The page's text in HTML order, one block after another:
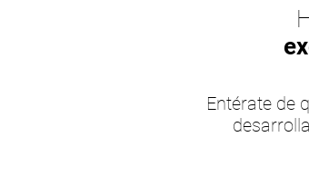
Entérate de